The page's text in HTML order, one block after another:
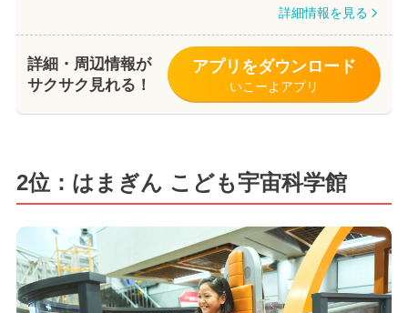
詳細情報を見る
詳細・周辺情報が
サクサク見れる！
アプリをダウンロード
いこーよアプリ
2位：はまぎん こども宇宙科学館